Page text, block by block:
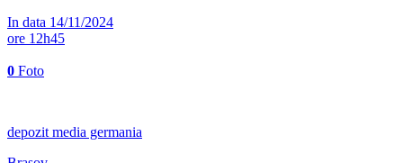
In data 14/11/2024
ore 12h45
0 Foto
depozit media germania